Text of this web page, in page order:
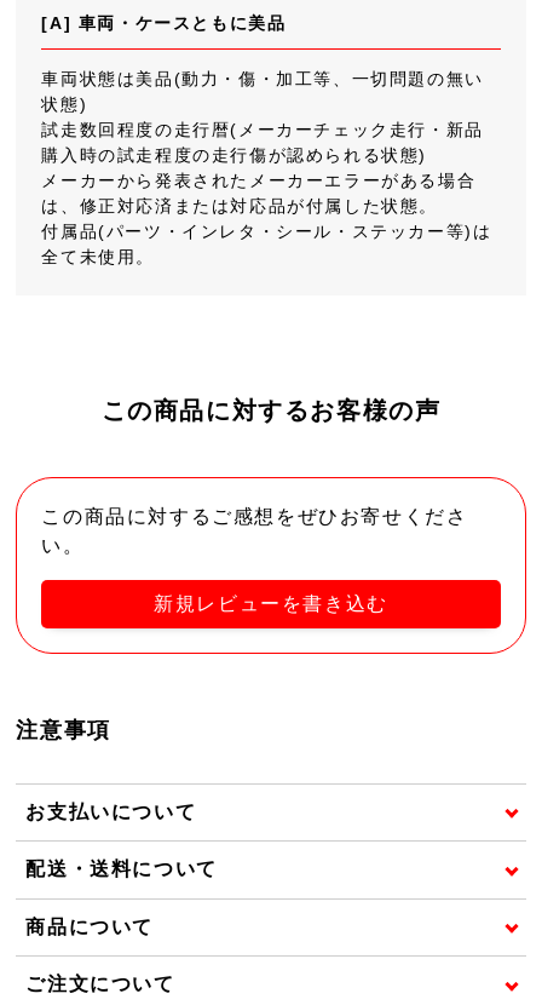
[A] 車両・ケースともに美品
車両状態は美品(動力・傷・加工等、一切問題の無い
状態)
試走数回程度の走行暦(メーカーチェック走行・新品
購入時の試走程度の走行傷が認められる状態)
メーカーから発表されたメーカーエラーがある場合
は、修正対応済または対応品が付属した状態。
付属品(パーツ・インレタ・シール・ステッカー等)は
全て未使用。
この商品に対するお客様の声
この商品に対するご感想をぜひお寄せくださ
い。
新規レビューを書き込む
注意事項
お支払いについて
配送・送料について
商品について
ご注文について